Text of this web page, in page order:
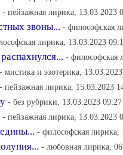
- пейзажная лирика, 13.03.2023
звоны... - философская
лирика, 13.03.2023
- философская
- мистика и эзотерика,
- пейзажная лирика, 15.03.2023
- без рубрики, 13.03.2023 09:27
- пейзажная лирика, 13.03.2023
- философская лирика,
- любовная лирика,